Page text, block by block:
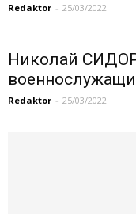
Redaktor - 25/03/2022
Николай
Redaktor - 25/03/2022